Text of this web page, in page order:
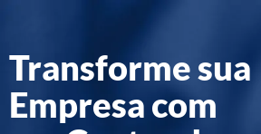
Transforme sua
Empresa com